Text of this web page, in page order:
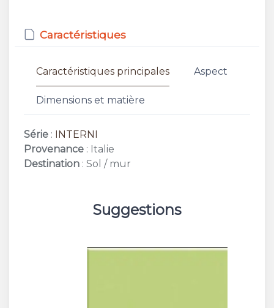
Caractéristiques
Caractéristiques principales Aspect
Dimensions et matière
Série : INTERNI
Provenance : Italie
Destination : Sol / mur
Suggestions